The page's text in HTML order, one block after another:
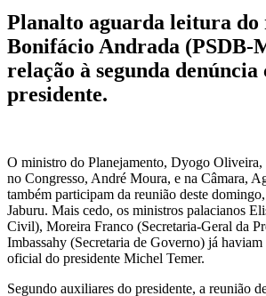
Planalto aguarda leitura
Bonifácio Andrada (PSDB-
relação à segunda denúncia
presidente.
O ministro do Planejamento, Dyogo
no Congresso, André Moura, e na Câmara,
também participam da reunião deste
Jaburu. Mais cedo, os ministros palacianos
Civil), Moreira Franco (Secretaria-Geral da
Imbassahy (Secretaria de Governo) já haviam
oficial do presidente Michel Temer.
Segundo auxiliares do presidente, a reunião